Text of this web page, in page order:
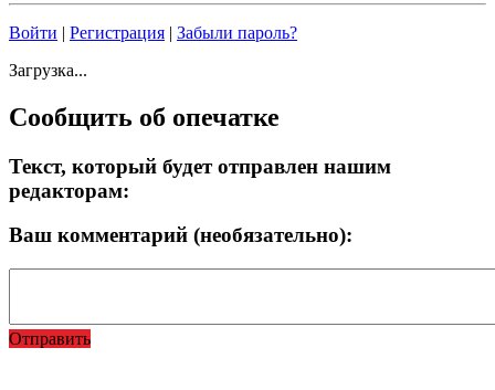
Войти | Регистрация | Забыли пароль?
Загрузка...
Сообщить об опечатке
Текст, который будет отправлен нашим
редакторам:
Ваш комментарий (необязательно):
Отправить